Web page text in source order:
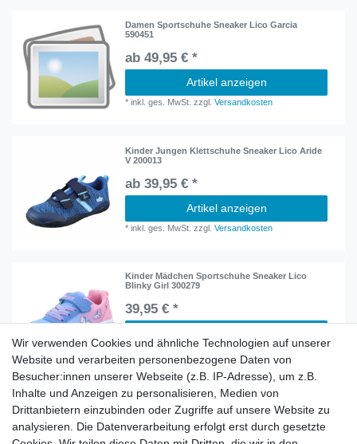
Damen Sportschuhe Sneaker Lico Garcia
590451
ab 49,95 € *
Artikel anzeigen
*inkl. ges. MwSt. zzgl.Versandkosten
Kinder Jungen Klettschuhe Sneaker Lico Aride
V 200013
ab 39,95 € *
Artikel anzeigen
*inkl. ges. MwSt. zzgl.Versandkosten
Kinder Mädchen Sportschuhe Sneaker Lico
Blinky Girl 300279
39,95 € *
Kinder Mädchen Sportschuhe Sneaker Lico
Florina 366129
ab 29,95 € *
Wir verwenden Cookies und ähnliche Technologien auf unserer
Website und verarbeiten personenbezogene Daten von
Besucher:innen unserer Webseite (z.B. IP-Adresse), um z.B.
Inhalte und Anzeigen zu personalisieren, Medien von
Drittanbietern einzubinden oder Zugriffe auf unsere Website zu
analysieren. Die Datenverarbeitung erfolgt erst durch gesetzte